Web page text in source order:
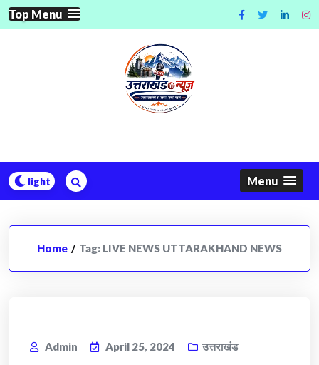
Skip
to
Top Menu
Menu
Home / Tag: LIVE NEWS UTTARAKHAND NEWS
Admin April 25, 2024 उत्तराखंड